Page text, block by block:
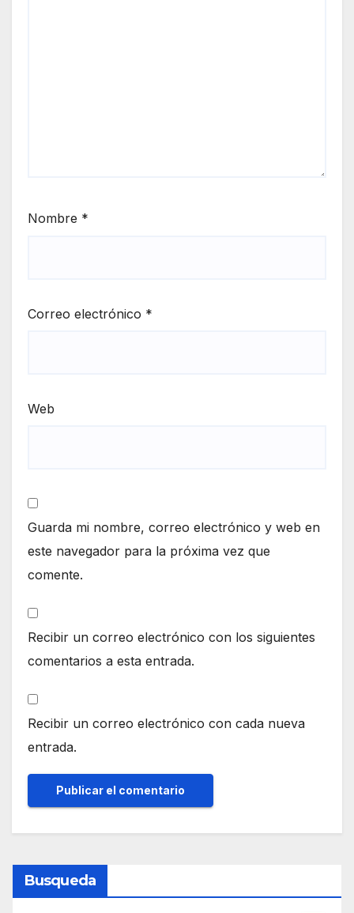
Nombre *
Correo electrónico *
Web
Guarda mi nombre, correo electrónico y web en
este navegador para la próxima vez que
comente.
Recibir un correo electrónico con los siguientes
comentarios a esta entrada.
Recibir un correo electrónico con cada nueva
entrada.
Busqueda